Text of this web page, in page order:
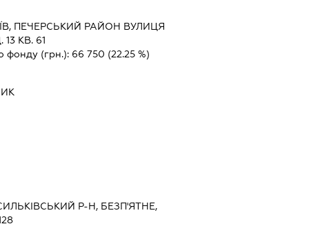
ПЕЧЕРСЬКИЙ РАЙОН ВУЛИЦЯ
КВ. 61
фонду (грн.): 66 750 (22.25 %)
Р-Н, БЕЗП'ЯТНЕ,